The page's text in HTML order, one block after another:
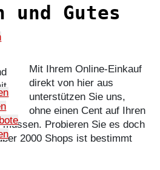
und Gutes
Mit Ihrem Online-Einkauf
direkt von hier aus
unterstützen Sie uns,
ohne einen Cent auf Ihren
Probieren Sie es doch
2000 Shops ist bestimmt